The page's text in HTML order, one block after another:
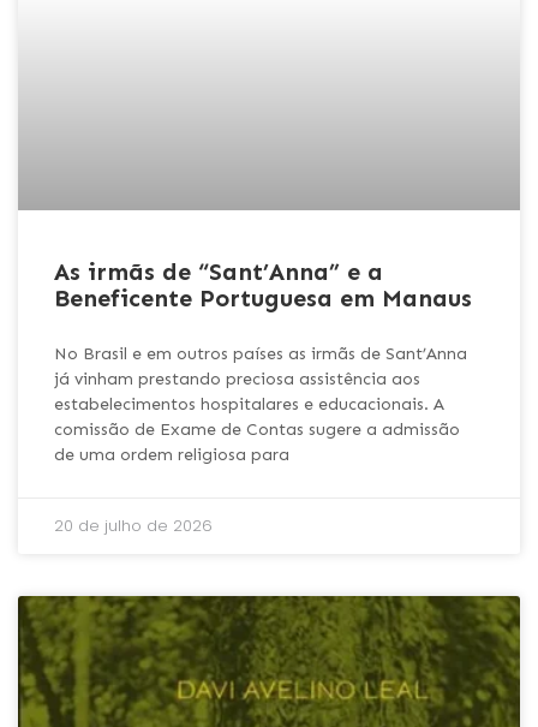
As irmãs de “Sant’Anna” e a
Beneficente Portuguesa em Manaus
No Brasil e em outros países as irmãs de Sant’Anna
já vinham prestando preciosa assistência aos
estabelecimentos hospitalares e educacionais. A
comissão de Exame de Contas sugere a admissão
de uma ordem religiosa para
20 de julho de 2026